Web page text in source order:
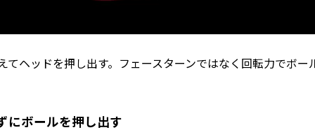
ヘッドを押し出す。フェースターンではなく回転力でボー
にボールを押し出す